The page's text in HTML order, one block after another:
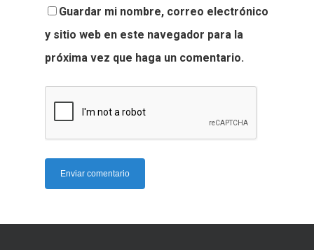
Guardar mi nombre, correo electrónico
y sitio web en este navegador para la
próxima vez que haga un comentario.